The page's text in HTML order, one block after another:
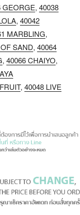
GEORGE, 40038
, 40042
MARBLING,
SAND, 40064
, 40066 CHAIYO,
, 40048 LIVE